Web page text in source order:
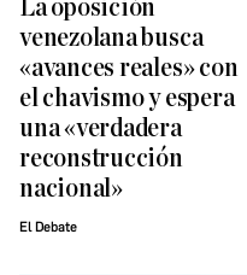
La oposición
venezolana busca
«avances reales» con
el chavismo y espera
una «verdadera
reconstrucción
nacional»
El Debate